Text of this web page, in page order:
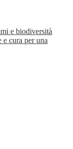
e biodiversità
cura per una